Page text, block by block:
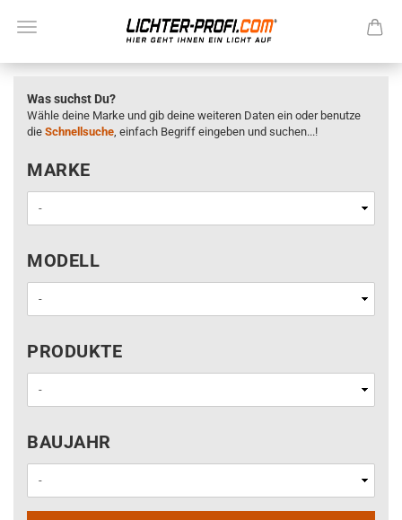
Was suchst Du?
Wähle deine Marke und gib deine weiteren Daten ein oder benutze
die Schnellsuche, einfach Begriff eingeben und suchen...!
MARKE
MARKE
MODELL
MODELL
PRODUKTE
PRODUKTE
BAUJAHR
BAUJAHR